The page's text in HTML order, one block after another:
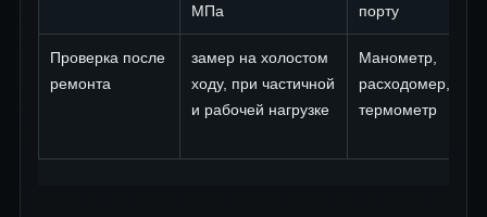
МПа
порту
Проверка после
ремонта
замер на холостом
ходу, при частичной
и рабочей нагрузке
Манометр,
расходомер,
термометр